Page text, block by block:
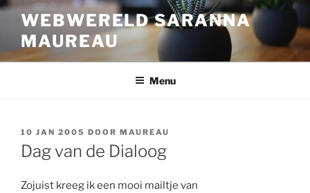
Ga
inhoud
WEBWERELD SARANNA
MAUREAU
Menu
GEPLAATST
OP
10 JAN 2005 DOOR MAUREAU
Dag van de Dialoog
Zojuist kreeg ik een mooi mailtje van